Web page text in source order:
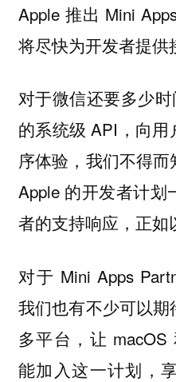
Apple 推出 Mini
将尽快为开发者提供
对于微信还要多少
的系统级 API，向
序体验，我们不得而
Apple 的开发者计划
者的支持响应，正如
对于 Mini Apps
我们也有不少可以
多平台，让 macOS
能加入这一计划，